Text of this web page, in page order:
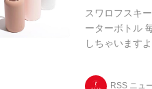
スワロフスキ
ーターボトル
しちゃいます
ロフスキー・
RSS ニュ